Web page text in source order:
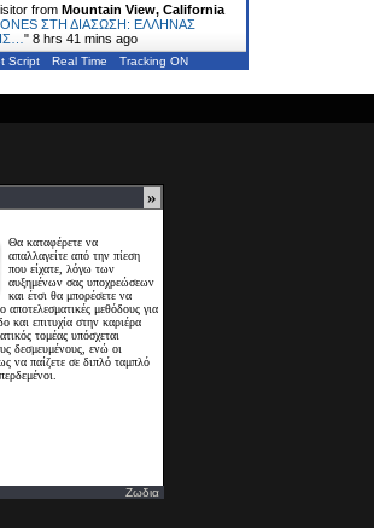
from Mountain View, California
ΣΤΗ ΔΙΑΣΩΣΗ: ΕΛΛΗΝΑΣ
" 8 hrs 41 mins ago
Script Real Time Tracking ON
Ζωδια